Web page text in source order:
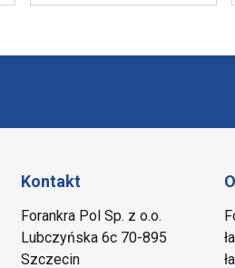
Kontakt
Forankra Pol Sp. z o.o.
Lubczyńska 6c 70-895
Szczecin